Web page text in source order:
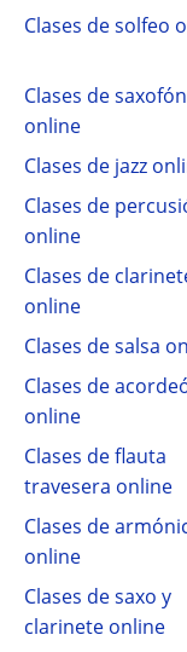
Clases de solfeo
Clases de saxofón
online
Clases de jazz
Clases de
online
Clases de
online
Clases de salsa
Clases de
online
Clases de flauta
travesera online
Clases de
online
Clases de saxo y
clarinete online